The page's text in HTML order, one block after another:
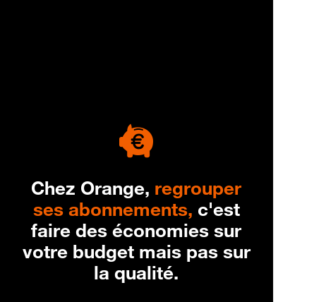
Chez Orange, regrouper
ses abonnements, c'est
faire des économies sur
votre budget mais pas sur
la qualité.